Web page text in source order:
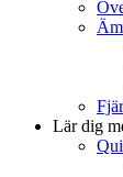
Lär dig